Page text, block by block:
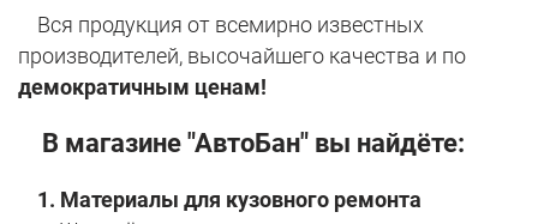
Вся продукция от всемирно известных
производителей, высочайшего качества и по
демократичным ценам!
В магазине "АвтоБан" вы найдёте:
1. Материалы для кузовного ремонта